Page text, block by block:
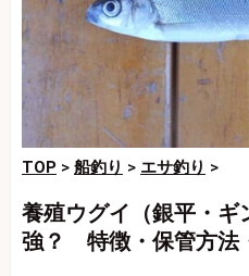
TOP > 船釣り > エサ釣り >
養殖ウグイ（銀平・ギ
強？ 特徴・保管方法